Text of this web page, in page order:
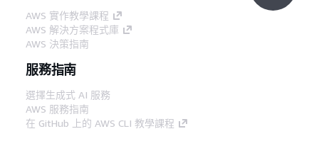
AWS 實作教學課程
AWS 解決方案程式庫
AWS 決策指南
服務指南
選擇生成式 AI 服務
AWS 服務指南
在 GitHub 上的 AWS CLI 教學課程